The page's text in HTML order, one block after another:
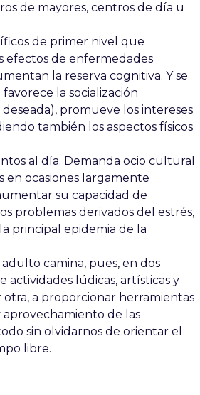
de mayores, centros de día u
de primer nivel que
efectos de enfermedades
la reserva cognitiva. Y se
la socialización
promueve los intereses
también los aspectos físicos
al día. Demanda ocio cultural
en ocasiones largamente
su capacidad de
problemas derivados del estrés,
principal epidemia de la
camina, pues, en dos
actividades lúdicas, artísticas y
a proporcionar herramientas
de las
sin olvidarnos de orientar el
libre.